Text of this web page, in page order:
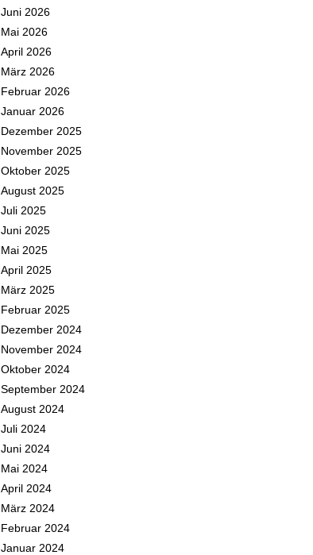
Juni 2026
Mai 2026
April 2026
März 2026
Februar 2026
Januar 2026
Dezember 2025
November 2025
Oktober 2025
August 2025
Juli 2025
Juni 2025
Mai 2025
April 2025
März 2025
Februar 2025
Dezember 2024
November 2024
Oktober 2024
September 2024
August 2024
Juli 2024
Juni 2024
Mai 2024
April 2024
März 2024
Februar 2024
Januar 2024